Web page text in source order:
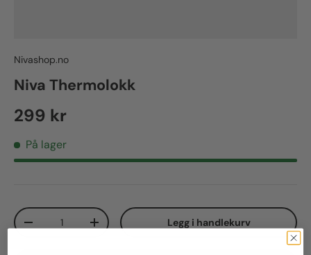
Nivashop.no
Niva Thermolokk
Ordinær pris
299 kr
På lager
Translation missing: nb.products.product.qty
Translation missing: nb.cart.items.decrease_quantity
Translation missing:Legg i handlekurv